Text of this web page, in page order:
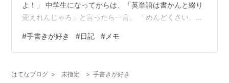
よ！」 中学生になってからは、「英単語は書かんと綴り
覚えれんじゃろ」と言ったら一言、 「めんどくさい、見
生の頃は”筆記体”で、英語ノートにびっしり英文や英単語
書きまくっいていたのに。「見るだけ」でそのアルファ
か！・・・(笑) よく聞いてみると、息子たちは筆記体で
#手書きが好き #日記 # メモ
はてなブログ > 未指定 > 手書きが好き